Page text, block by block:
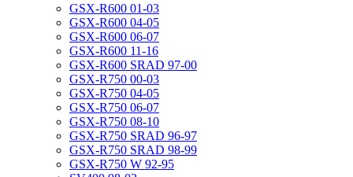
GSX-R600 01-03
GSX-R600 04-05
GSX-R600 06-07
GSX-R600 11-16
GSX-R600 SRAD 97-00
GSX-R750 00-03
GSX-R750 04-05
GSX-R750 06-07
GSX-R750 08-10
GSX-R750 SRAD 96-97
GSX-R750 SRAD 98-99
GSX-R750 W 92-95